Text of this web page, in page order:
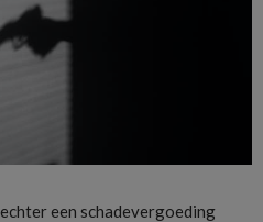
een schadevergoeding